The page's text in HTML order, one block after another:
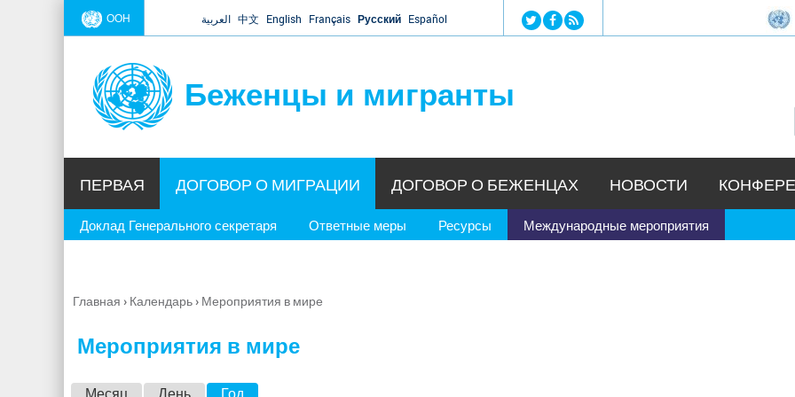
Jump to navigation
ООН العربية 中文 English Français Русский Español
Беженцы и мигранты
ПЕРВАЯ ДОГОВОР О МИГРАЦИИ
Доклад Генерального секретаря Ответные меры Ресурсы Международные мероприятия
ДОГОВОР О БЕЖЕНЦАХ НОВОСТИ
Вы
Главная › Календарь› Мероприятия в мире
Мероприятия в мире